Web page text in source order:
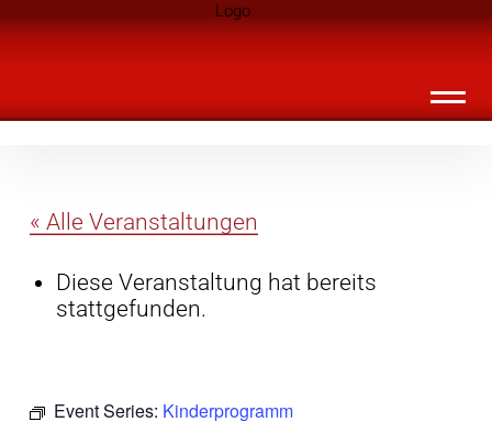
überspringen
Landknirpse – Die Zeitschrift für Leute
« Alle Veranstaltungen
Diese Veranstaltung hat bereits
stattgefunden.
Event Series: Kinderprogramm